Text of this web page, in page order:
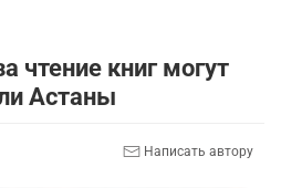
чтение книг могут
Астаны
Написать автору